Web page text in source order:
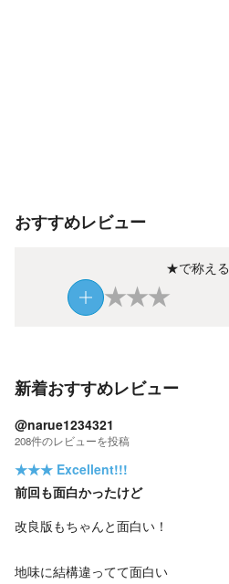
おすすめレビュー
★で称える
★★★
新着おすすめレビュー
@narue1234321
208件のレビューを投稿
★★★ Excellent!!!
前回も面白かったけど
改良版もちゃんと面白い！
地味に結構違ってて面白い